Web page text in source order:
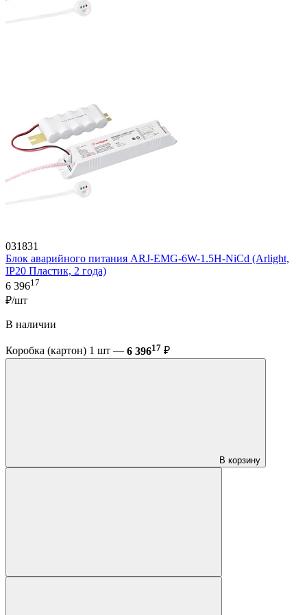
031831
Блок аварийного питания ARJ-EMG-6W-1.5H-NiCd (Arlight,
IP20 Пластик, 2 года)
6 39617
₽/шт
В наличии
Коробка (картон) 1 шт — 6 39617 ₽
В корзину